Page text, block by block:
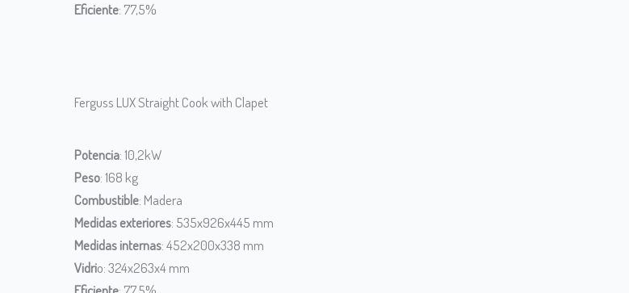
Eficiente: 77,5%
Ferguss LUX Straight Cook with Clapet
Potencia: 10,2kW
Peso: 168 kg
Combustible: Madera
Medidas exteriores: 535x926x445 mm
Medidas internas: 452x200x338 mm
Vidrio: 324x263x4 mm